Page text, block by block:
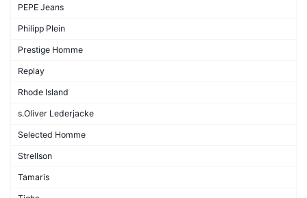
PEPE Jeans
Philipp Plein
Prestige Homme
Replay
Rhode Island
s.Oliver Lederjacke
Selected Homme
Strellson
Tamaris